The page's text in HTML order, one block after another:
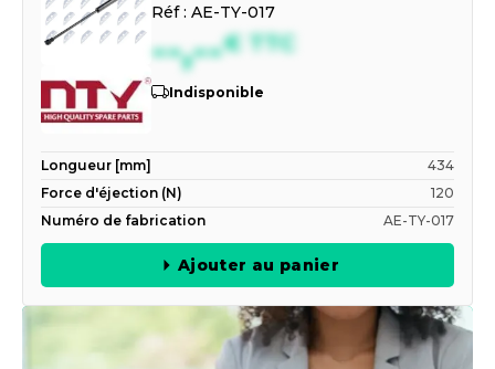
Réf : AE-TY-017
--,--€ TTC
Indisponible
Longueur [mm]
434
Force d'éjection (N)
120
Numéro de fabrication
AE-TY-017
Ajouter au panier